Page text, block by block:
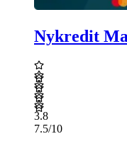
Nykredit
3.8
7.5/10